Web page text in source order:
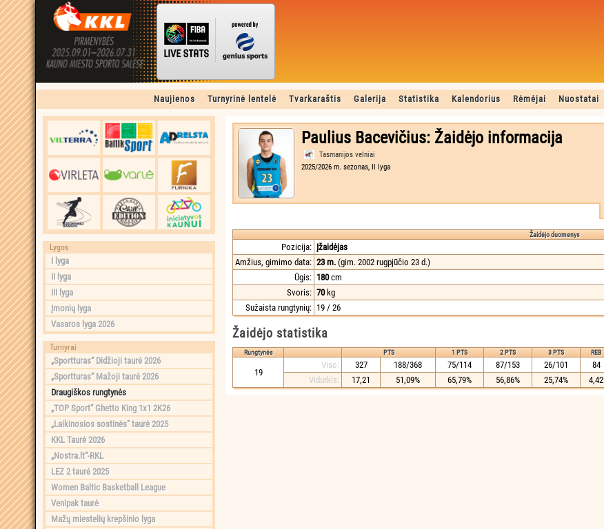
Naujienos Turnyrinė lentelė Tvarkaraštis Galerija Statistika Kalendorius Rėmėjai Nuostatai
Lygos
I lyga
II lyga
III lyga
Įmonių lyga
Vasaros lyga 2026
Turnyrai
„Sportturas“ Didžioji taurė 2026
„Sportturas“ Mažoji taurė 2026
Draugiškos rungtynės
„TOP Sport“ Ghetto King 1x1 2K26
„Laikinosios sostinės“ taurė 2025
KKL Taurė 2026
„Nostra.lt“-RKL
LEZ 2 taurė 2025
Women Baltic Basketball League
Venipak taurė
Mažų miestelių krepšinio lyga
Paulius Bacevičius: Žaidėjo informacija
Tasmanijos velniai
2025/2026 m. sezonas, II lyga
Žaidėjo duomenys
Pozicija: Įžaidėjas
Amžius, gimimo data: 23 m. (gim. 2002 rugpjūčio 23 d.)
Ūgis: 180cm
Svoris: 70kg
Sužaista rungtynių: 19 / 26
Žaidėjo statistika
Rungtynės PTS 1 PTS 2 PTS 3 PTS REB
19
Viso: 327 188/368 75/114 87/153 26/101 84
Vidurkis:
17,21 51,09% 65,79% 56,86% 25,74% 4,42